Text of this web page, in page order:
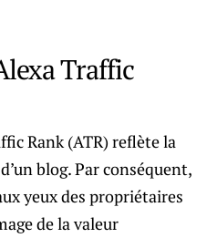
Traffic
Rank (ATR) reflète la
blog. Par conséquent,
yeux des propriétaires
de la valeur